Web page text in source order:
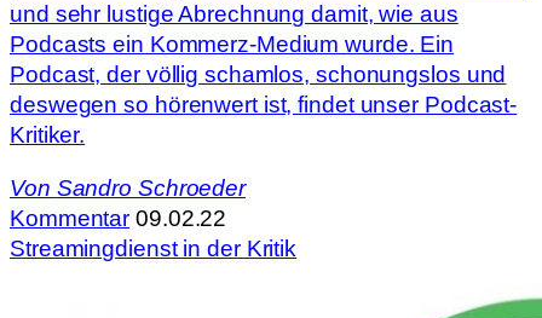
und sehr lustige Abrechnung damit, wie aus
Podcasts ein Kommerz-Medium wurde. Ein
Podcast, der völlig schamlos, schonungslos und
deswegen so hörenwert ist, findet unser Podcast-
Kritiker.
Von Sandro Schroeder
Kommentar 09.02.22
Streamingdienst in der Kritik